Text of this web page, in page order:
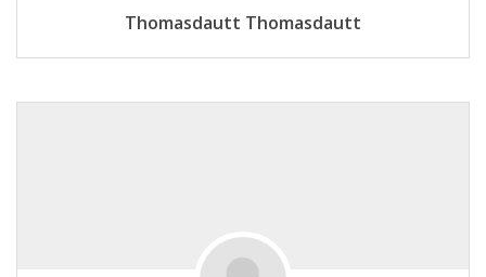
Thomasdautt Thomasdautt